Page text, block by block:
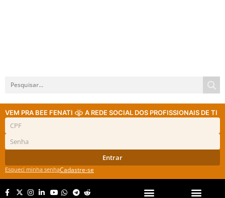
VEM PRA BEE FENATI A REDE SOCIAL DOS PROFISSIONAIS DE TI
Entrar
Esqueci minha senhaCadastre-se